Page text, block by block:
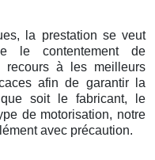
la prestation se veut
le contentement de
recours à les meilleurs
afin de garantir la
soit le fabricant, le
de motorisation, notre
avec précaution.